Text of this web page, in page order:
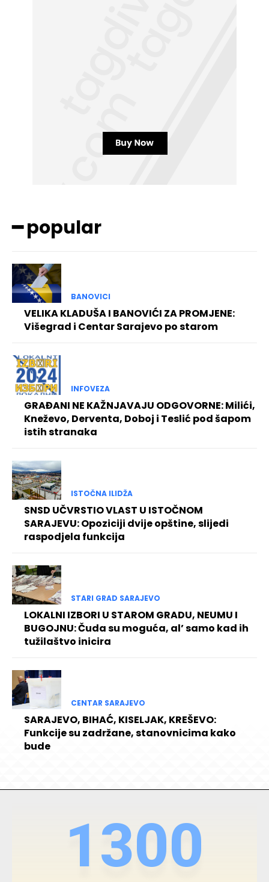
━ popular
BANOVICI
VELIKA KLADUŠA I BANOVIĆI ZA PROMJENE:
Višegrad i Centar Sarajevo po starom
INFOVEZA
GRAĐANI NE KAŽNJAVAJU ODGOVORNE: Milići,
Kneževo, Derventa, Doboj i Teslić pod šapom
istih stranaka
ISTOČNA ILIDŽA
SNSD UČVRSTIO VLAST U ISTOČNOM
SARAJEVU: Opoziciji dvije opštine, slijedi
raspodjela funkcija
STARI GRAD SARAJEVO
LOKALNI IZBORI U STAROM GRADU, NEUMU I
BUGOJNU: Čuda su moguća, al’ samo kad ih
tužilaštvo inicira
CENTAR SARAJEVO
SARAJEVO, BIHAĆ, KISELJAK, KREŠEVO:
Funkcije su zadržane, stanovnicima kako
bude
1300